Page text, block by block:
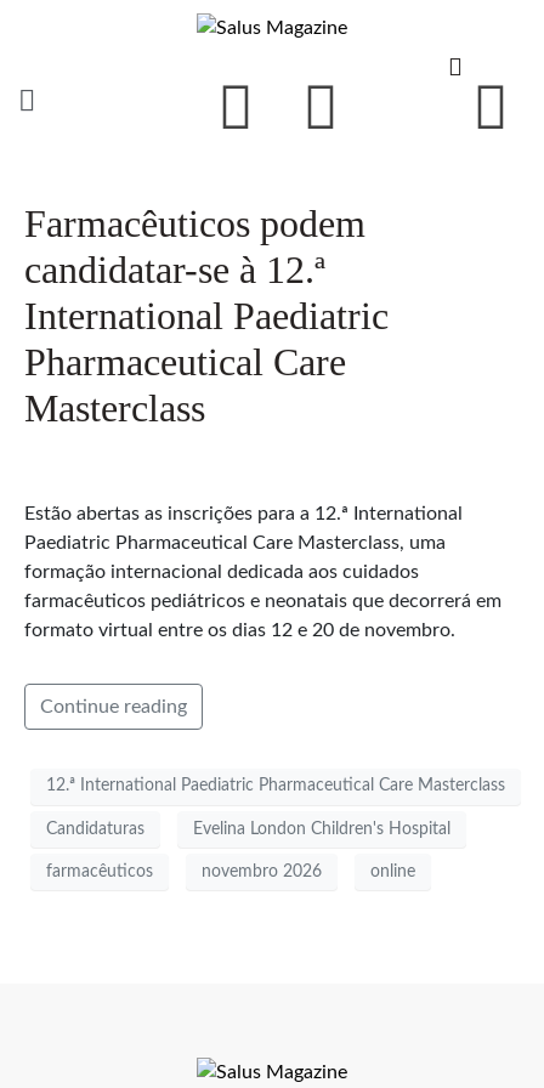
Farmacêuticos podem
candidatar-se à 12.ª
International Paediatric
Pharmaceutical Care
Masterclass
Estão abertas as inscrições para a 12.ª International
Paediatric Pharmaceutical Care Masterclass, uma
formação internacional dedicada aos cuidados
farmacêuticos pediátricos e neonatais que decorrerá em
formato virtual entre os dias 12 e 20 de novembro.
Continue reading
12.ª International Paediatric Pharmaceutical Care Masterclass
Candidaturas Evelina London Children's Hospital
farmacêuticos novembro 2026 online